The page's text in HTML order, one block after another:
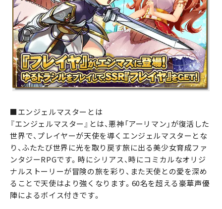
■エンジェルマスターとは
『エンジェルマスター』とは、悪神「アーリマン」が復活した
世界で、プレイヤーが天使を導くエンジェルマスターとな
り、ふたたび世界に光を取り戻す旅に出る美少女育成ファ
ンタジーRPGです。時にシリアス、時にコミカルなオリジ
ナルストーリーが冒険の旅を彩り、また天使との愛を深め
ることで天使はより強くなります。60名を超える豪華声優
陣によるボイス付きです。